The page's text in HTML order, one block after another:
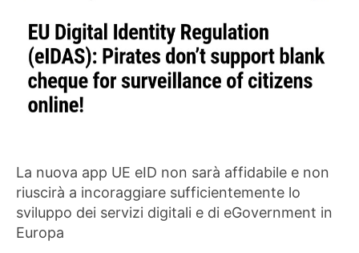
La nuova app UE eID non sarà affidabile e non
riuscirà a incoraggiare sufficientemente lo
sviluppo dei servizi digitali e di eGovernment in
Europa